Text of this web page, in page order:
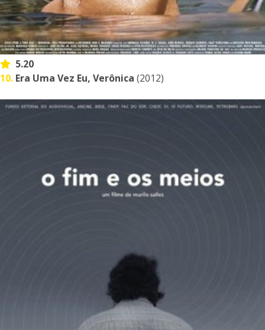
5.20
10. Era Uma Vez Eu, Verônica (2012)